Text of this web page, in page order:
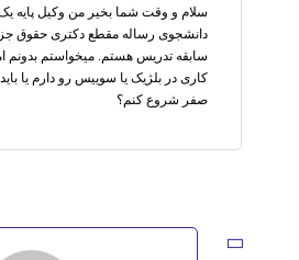
سلام و وقت شما بخیر من وکیل پایه یک
دانشجوی رساله مقطع دکتری حقوق
سابقه تدریس هستم. میخواستم بدونم
کاری در بلژیک یا سوییس رو دارم یا باید
صفر شروع کنم؟